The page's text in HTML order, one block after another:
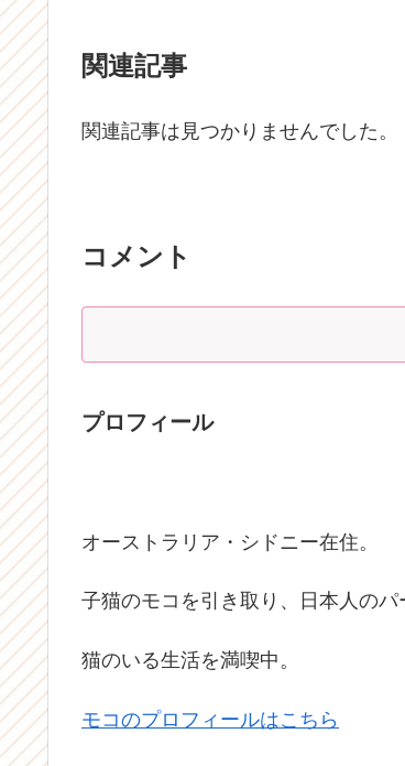
関連記事
関連記事は見つかりませんでした。
コメント
プロフィール
オーストラリア・シドニー在住。
子猫のモコを引き取り、日本人のパ
猫のいる生活を満喫中。
モコのプロフィールはこちら